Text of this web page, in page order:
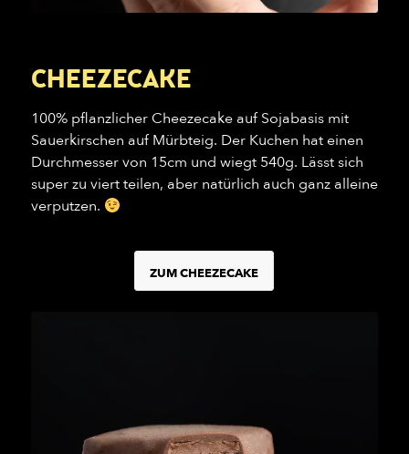
CHEEZECAKE
100% pflanzlicher Cheezecake auf Sojabasis mit
Sauerkirschen auf Mürbteig. Der Kuchen hat einen
Durchmesser von 15cm und wiegt 540g. Lässt sich
super zu viert teilen, aber natürlich auch ganz alleine
verputzen.
ZUM CHEEZECAKE